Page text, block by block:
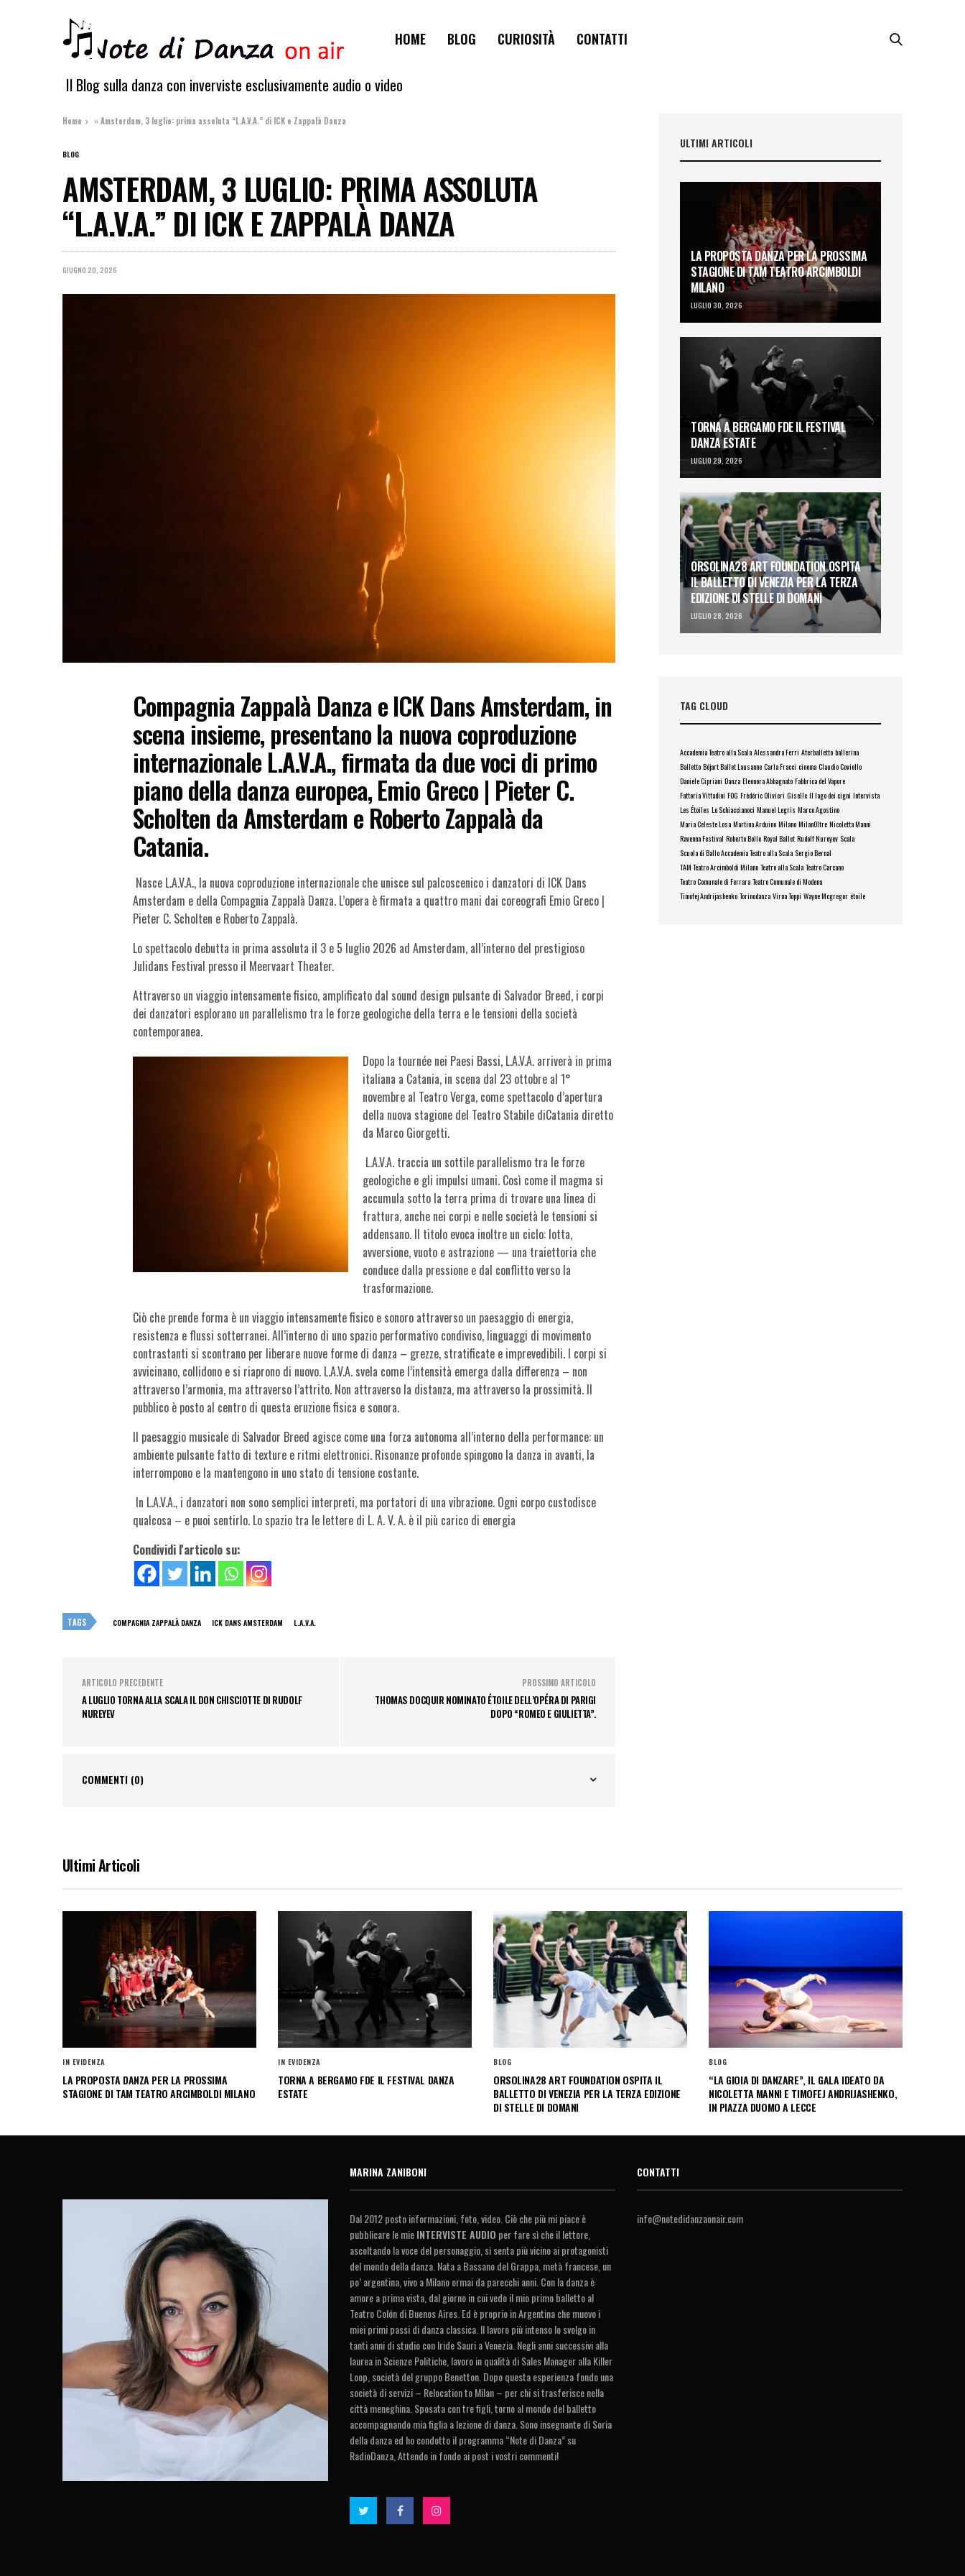
HOME BLOG CURIOSITÀ CONTATTI
Il Blog sulla danza con inverviste esclusivamente audio o video
Home »Amsterdam, 3 luglio: prima assoluta “L.A.V.A.” di ICK e Zappalà Danza
BLOG
AMSTERDAM, 3 LUGLIO: PRIMA ASSOLUTA
“L.A.V.A.” DI ICK E ZAPPALÀ DANZA
GIUGNO 20, 2026
Compagnia Zappalà Danza e ICK Dans Amsterdam, in
scena insieme, presentano la nuova coproduzione
internazionaleL.A.V.A., firmata da due voci di primo
piano della danza europea, Emio Greco | Pieter C.
Scholten da Amsterdam e Roberto Zappalà da
Catania.
Nasce L.A.V.A., la nuova coproduzione internazionale che unisce sul palcoscenico i danzatori di ICK Dans
Amsterdam e della Compagnia Zappalà Danza. L’opera è firmata a quattro mani dai coreografi Emio Greco |
Pieter C. Scholten e Roberto Zappalà.
Lo spettacolo debutta in prima assoluta il 3 e 5 luglio 2026 ad Amsterdam, all’interno del prestigioso
Julidans Festival presso il Meervaart Theater.
Attraverso un viaggio intensamente fisico, amplificato dal sound design pulsante di Salvador Breed, i corpi
dei danzatori esplorano un parallelismo tra le forze geologiche della terra e le tensioni della società
contemporanea.
Dopo la tournée nei Paesi Bassi, L.A.V.A. arriverà in prima
italiana a Catania, in scena dal 23 ottobre al 1°
novembre al Teatro Verga, come spettacolo d’apertura
della nuova stagione del Teatro Stabile diCatania diretto
da Marco Giorgetti.
L.A.V.A. traccia un sottile parallelismo tra le forze
geologiche e gli impulsi umani. Così come il magma si
accumula sotto la terra prima di trovare una linea di
frattura, anche nei corpi e nelle società le tensioni si
addensano. Il titolo evoca inoltre un ciclo: lotta,
avversione, vuoto e astrazione — una traiettoria che
conduce dalla pressione e dal conflitto verso la
trasformazione.
Ciò che prende forma è un viaggio intensamente fisico e sonoro attraverso un paesaggio di energia,
resistenza e flussi sotterranei. All’interno di uno spazio performativo condiviso, linguaggi di movimento
contrastanti si scontrano per liberare nuove forme di danza – grezze, stratificate e imprevedibili. I corpi si
avvicinano, collidono e si riaprono di nuovo. L.A.V.A. svela come l’intensità emerga dalla differenza – non
attraverso l’armonia, ma attraverso l’attrito. Non attraverso la distanza, ma attraverso la prossimità. Il
pubblico è posto al centro di questa eruzione fisica e sonora.
Il paesaggio musicale di Salvador Breed agisce come una forza autonoma all’interno della performance: un
ambiente pulsante fatto di texture e ritmi elettronici. Risonanze profonde spingono la danza in avanti, la
interrompono e la mantengono in uno stato di tensione costante.
In L.A.V.A., i danzatori non sono semplici interpreti, ma portatori di una vibrazione. Ogni corpo custodisce
qualcosa – e puoi sentirlo. Lo spazio tra le lettere di L. A. V. A. è il più carico di energia
Condividi l'articolo su:
TAGS COMPAGNIA ZAPPALÀ DANZA ICK DANS AMSTERDAM L.A.V.A.
ARTICOLO PRECEDENTE
A LUGLIO TORNA ALLA SCALA IL DON CHISCIOTTE DI RUDOLF
NUREYEV
PROSSIMO ARTICOLO
THOMAS DOCQUIR NOMINATO ÉTOILE DELL’OPÉRA DI PARIGI
DOPO “ROMEO E GIULIETTA”.
COMMENTI (0)
ULTIMI ARTICOLI
LA PROPOSTA DANZA PER LA PROSSIMA
STAGIONE DI TAM TEATRO ARCIMBOLDI
MILANO
LUGLIO 30, 2026
TORNA A BERGAMO FDE IL FESTIVAL
DANZA ESTATE
LUGLIO 29, 2026
ORSOLINA28 ART FOUNDATION OSPITA
IL BALLETTO DI VENEZIA PER LA TERZA
EDIZIONE DI STELLE DI DOMANI
LUGLIO 28, 2026
TAG CLOUD
Accademia Teatro alla Scala Alessandra Ferri Aterballetto ballerina
Balletto Béjart Ballet Lausanne Carla Fracci cinema Claudio Coviello
Daniele Cipriani Danza Eleonora Abbagnato Fabbrica del Vapore
Fattoria Vittadini FOG Frédéric Olivieri Giselle Il lago dei cigni Intervista
Les Étoiles Lo Schiaccianoci Manuel Legris Marco Agostino
Maria Celeste Losa Martina Arduino Milano MilanOltre Nicoletta Manni
Ravenna Festival Roberto Bolle Royal Ballet Rudolf Nureyev Scala
Scuola di Ballo Accademia Teatro alla Scala Sergio Bernal
TAM Teatro Arcimboldi Milano Teatro alla Scala Teatro Carcano
Teatro Comunale di Ferrara Teatro Comunale di Modena
Timofej Andrijashenko Torinodanza Virna Toppi Wayne Mcgregor étoile
Ultimi Articoli
IN EVIDENZA
LA PROPOSTA DANZA PER LA PROSSIMA
STAGIONE DI TAM TEATRO ARCIMBOLDI MILANO
IN EVIDENZA
TORNA A BERGAMO FDE IL FESTIVAL DANZA
ESTATE
BLOG
ORSOLINA28 ART FOUNDATION OSPITA IL
BALLETTO DI VENEZIA PER LA TERZA EDIZIONE
DI STELLE DI DOMANI
BLOG
“LA GIOIA DI DANZARE”, IL GALA IDEATO DA
NICOLETTA MANNI E TIMOFEJ ANDRIJASHENKO,
IN PIAZZA DUOMO A LECCE
MARINA ZANIBONI
Dal 2012 posto informazioni, foto, video. Ciò che più mi piace è
pubblicare le mieINTERVISTE AUDIO per fare sì che il lettore,
ascoltando la voce del personaggio, si senta più vicino ai protagonisti
del mondo della danza. Nata a Bassano del Grappa, metà francese, un
po’ argentina, vivo a Milano ormai da parecchi anni. Con la danza è
amore a prima vista, dal giorno in cui vedo il mio primo balletto al
Teatro Colón di Buenos Aires. Ed è proprio in Argentina che muovo i
miei primi passi di danza classica. Il lavoro più intenso lo svolgo in
tanti anni di studio con Iride Sauri a Venezia. Negli anni successivi alla
laurea in Scienze Politiche, lavoro in qualità di Sales Manager alla Killer
Loop, società del gruppo Benetton. Dopo questa esperienza fondo una
società di servizi – Relocation to Milan – per chi si trasferisce nella
città meneghina. Sposata con tre figli, torno al mondo del balletto
accompagnando mia figlia a lezione di danza. Sono insegnante di Soria
della danza ed ho condotto il programma “Note di Danza” su
RadioDanza, Attendo in fondo ai post i vostri commenti!
CONTATTI
info@notedidanzaonair.com